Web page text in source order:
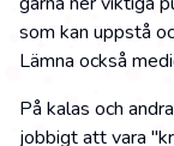
som kan uppstå
Lämna också
På kalas och
jobbigt att vara